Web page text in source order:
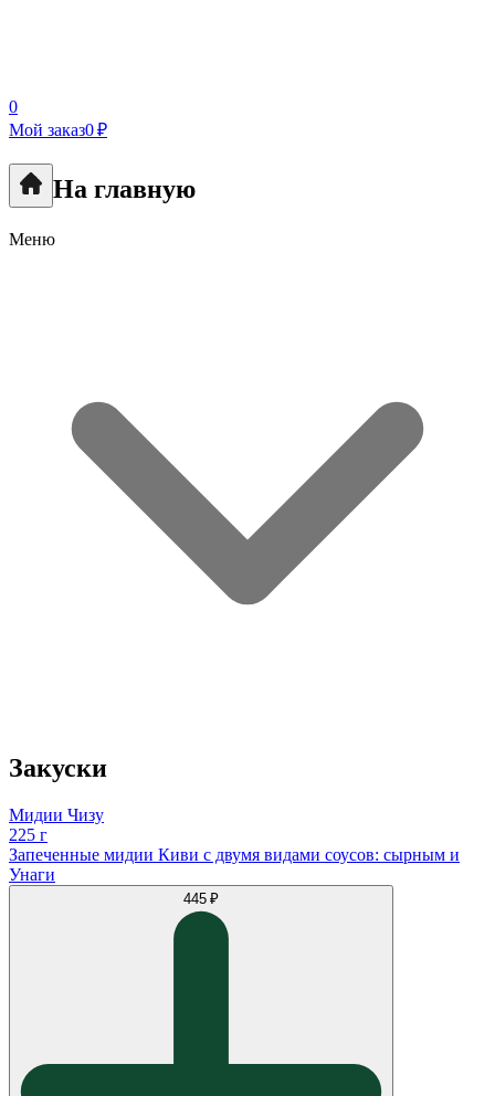
0
Мой заказ0 ₽
На главную
Меню
Закуски
Мидии Чизу
225 г
Запеченные мидии Киви с двумя видами соусов: сырным и
Унаги
445 ₽